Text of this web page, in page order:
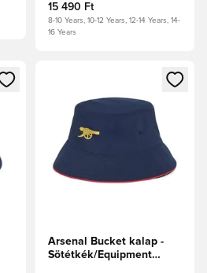
15 490 Ft
8-10 Years, 10-12 Years, 12-14 Years, 14-
16 Years
vagy a tagként
Megnyit egy modált a
Arsenal Bucket kalap -
Sötétkék/Equipment